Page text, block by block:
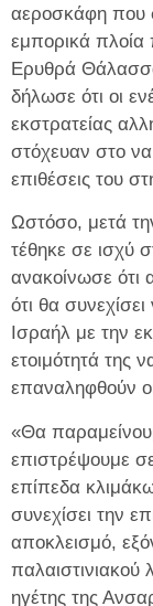
αεροσκάφη που
εμπορικά πλοία
Ερυθρά
δήλωσε ότι οι
εκστρατείας
στόχευαν στο να
επιθέσεις του
Ωστόσο, μετά
τέθηκε σε ισχύ
ανακοίνωσε ότι
ότι θα
Ισραήλ με την
ετοιμότητά της
επαναληφθούν
«Θα
επιστρέψουμε
επίπεδα
συνεχίσει την
αποκλεισμό,
ηγέτης της